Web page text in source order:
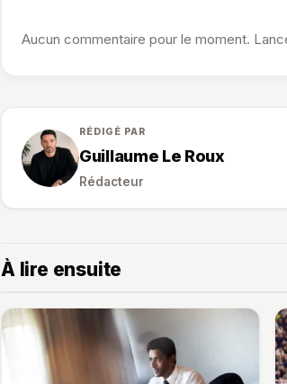
Aucun commentaire pour le moment.
RÉDIGÉ PAR
Guillaume Le Roux
Rédacteur
À lire ensuite